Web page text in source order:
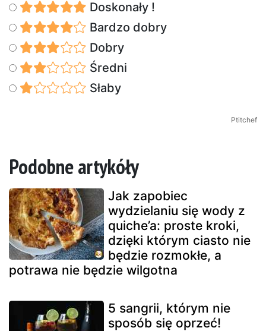
Doskonały !
Bardzo dobry
Dobry
Średni
Słaby
Ptitchef
Podobne artykóły
Jak zapobiec
wydzielaniu się wody z
quiche’a: proste kroki,
dzięki którym ciasto nie
będzie rozmokłe, a
potrawa nie będzie wilgotna
5 sangrii, którym nie
sposób się oprzeć!